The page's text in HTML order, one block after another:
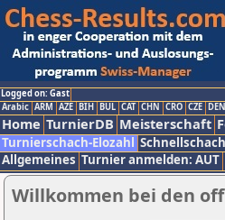
Logged on: Gast
Arabic ARM AZE BIH BUL CAT CHN CRO CZE DEN
Home TurnierDB Meisterschaft
Turnierschach-Elozahl
Allgemeines Turnier anmelden: AUT
Willkommen bei den